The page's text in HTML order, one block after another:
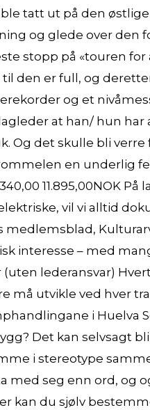
tatt ut på den
og glede over den
stopp på «touren for
den er full, og
og et
at han/ hun
Og det skulle bli
en underlig
11.895,00NOK På
vil vi alltid
interesse – med
lederansvar)
må utvikle ved hver
i Huelva
Det kan selvsagt
i stereotype
seg enn ord, og
kan du sjølv